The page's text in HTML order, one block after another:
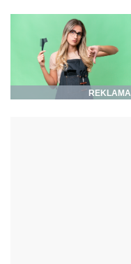
REKLAMA